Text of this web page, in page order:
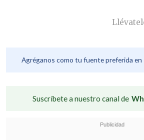
Agréganos como tu fuente preferida en
Suscríbete a nuestro canal de